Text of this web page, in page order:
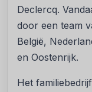
Declercq.
door een team
België,
en Oostenrijk.
Het